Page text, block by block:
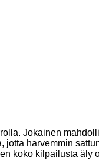
Jokainen
jotta harvemmin
koko kilpailusta äly